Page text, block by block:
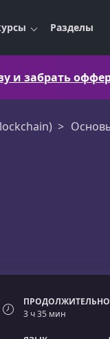
Разделы
и забрать
3 ч 35 мин